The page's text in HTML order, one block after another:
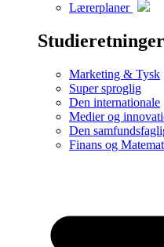
Lærerplaner
Studieretninger
Marketing & Tysk
Super sproglig
Den internationale
Medier og
Den
Finans og